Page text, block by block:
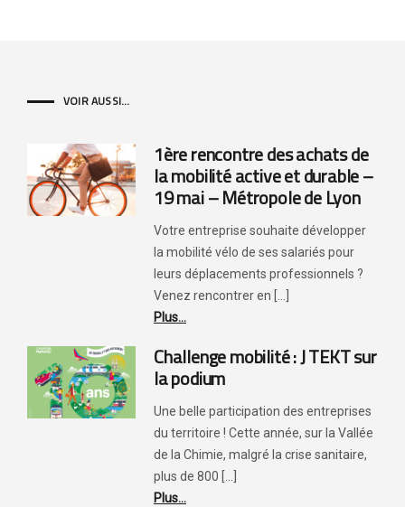
VOIR AUSSI...
1ère rencontre des achats de
la mobilité active et durable –
19 mai – Métropole de Lyon
Votre entreprise souhaite développer
la mobilité vélo de ses salariés pour
leurs déplacements professionnels ?
Venez rencontrer en [...]
Plus...
Challenge mobilité : J TEKT sur
la podium
Une belle participation des entreprises
du territoire ! Cette année, sur la Vallée
de la Chimie, malgré la crise sanitaire,
plus de 800 [...]
Plus...